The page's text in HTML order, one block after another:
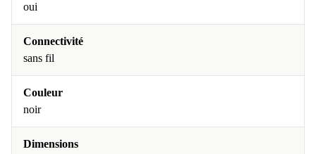
oui
Connectivité
sans fil
Couleur
noir
Dimensions